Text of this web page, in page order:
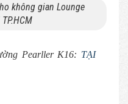
không gian Lounge
Pearller K16: TẠI